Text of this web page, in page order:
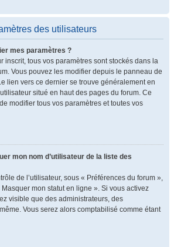
des utilisateurs
mes paramètres ?
inscrit, tous vos paramètres sont stockés dans la
Vous pouvez les modifier depuis le panneau de
lien vers ce dernier se trouve généralement en
situé en haut des pages du forum. Ce
modifier tous vos paramètres et toutes vos
mon nom d’utilisateur de la liste des
de l’utilisateur, sous « Préférences du forum »,
mon statut en ligne ». Si vous activez
visible que des administrateurs, des
Vous serez alors comptabilisé comme étant